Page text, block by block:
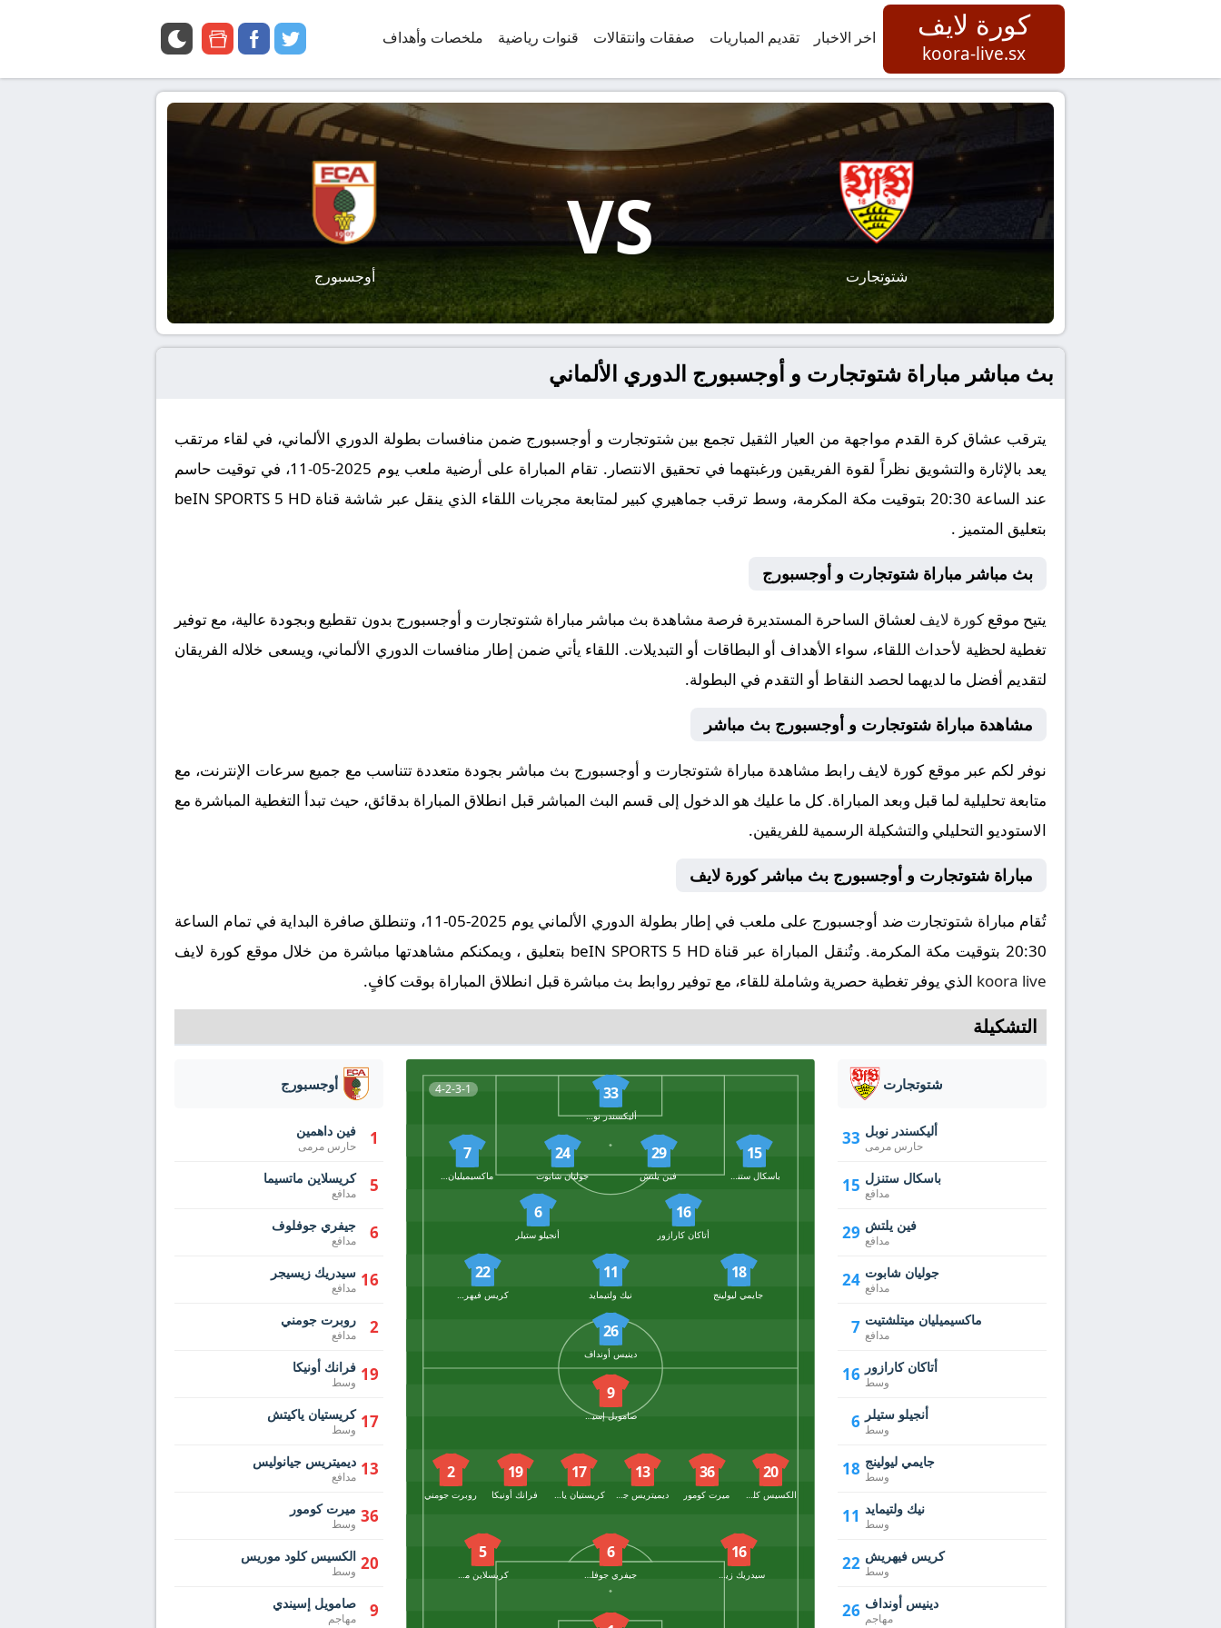
كورة لايف
koora-live.sx
اخر الاخبار تقديم المباريات صفقات وانتقالات قنوات رياضية ملخصات وأهداف twitter
facebook
google
شتوتجارت
VS
أوجسبورج
بث مباشر مباراة شتوتجارت و أوجسبورج الدوري الألماني
يترقب عشاق كرة القدم مواجهة من العيار الثقيل تجمع بين شتوتجارت و أوجسبورج ضمن منافسات بطولة الدوري الألماني، في لقاء مرتقب
يعد بالإثارة والتشويق نظراً لقوة الفريقين ورغبتهما في تحقيق الانتصار. تقام المباراة على أرضية ملعب يوم 2025-05-11، في توقيت حاسم
عند الساعة 20:30 بتوقيت مكة المكرمة، وسط ترقب جماهيري كبير لمتابعة مجريات اللقاء الذي ينقل عبر شاشة قناة beIN SPORTS 5 HD
بتعليق المتميز .
بث مباشر مباراة شتوتجارت و أوجسبورج
يتيح موقعكورة لايف لعشاق الساحرة المستديرة فرصة مشاهدة بث مباشر مباراة شتوتجارت و أوجسبورج بدون تقطيع وبجودة عالية، مع توفير
تغطية لحظية لأحداث اللقاء، سواء الأهداف أو البطاقات أو التبديلات. اللقاء يأتي ضمن إطار منافسات الدوري الألماني، ويسعى خلاله الفريقان
لتقديم أفضل ما لديهما لحصد النقاط أو التقدم في البطولة.
مشاهدة مباراة شتوتجارت و أوجسبورج بث مباشر
نوفر لكم عبر موقع كورة لايف رابط مشاهدة مباراة شتوتجارت و أوجسبورج بث مباشر بجودة متعددة تتناسب مع جميع سرعات الإنترنت، مع
متابعة تحليلية لما قبل وبعد المباراة. كل ما عليك هو الدخول إلى قسم البث المباشر قبل انطلاق المباراة بدقائق، حيث تبدأ التغطية المباشرة مع
الاستوديو التحليلي والتشكيلة الرسمية للفريقين.
مباراة شتوتجارت و أوجسبورج بث مباشر كورة لايف
تُقام مباراة شتوتجارت ضد أوجسبورج على ملعب في إطار بطولة الدوري الألماني يوم 2025-05-11، وتنطلق صافرة البداية في تمام الساعة
20:30 بتوقيت مكة المكرمة. وتُنقل المباراة عبر قناة beIN SPORTS 5 HD بتعليق ، ويمكنكم مشاهدتها مباشرة من خلال موقع كورة لايف
koora live الذي يوفر تغطية حصرية وشاملة للقاء، مع توفير روابط بث مباشرة قبل انطلاق المباراة بوقت كافٍ.
التشكيلة
4-2-3-1 33
أليكسندر نوبل
15
29
فين يلتش
24
جوليان شابوت
7
16
أتاكان كارازور
6
أنجيلو ستيلر
18
جايمي ليولينج
11
نيك ولتيمايد
22
26
دينيس أونداف
9
صامويل إسيندي
20
الكسيس كلود موريس
36
ميرت كومور
13
ديميتريس جيانوليس
17
كريستيان ياكيتش
19
فرانك أونيكا
2
روبرت جومني
16
6
5
شتوتجارت
33 أليكسندر نوبل
حارس مرمى
15 باسكال ستنزل
مدافع
29 فين يلتش
مدافع
24 جوليان شابوت
مدافع
7 ماكسيميليان ميتلشتيت
مدافع
16 أتاكان كارازور
وسط
6 أنجيلو ستيلر
وسط
18 جايمي ليولينج
وسط
11 نيك ولتيمايد
وسط
22 كريس فيهريش
وسط
26 دينيس أونداف
مهاجم
أوجسبورج
1 فين داهمين
حارس مرمى
5 كريسلاين ماتسيما
مدافع
6 جيفري جوفلوف
مدافع
16 سيدريك زيسيجر
مدافع
2 روبرت جومني
مدافع
19 فرانك أونيكا
وسط
17 كريستيان ياكيتش
وسط
13 ديميتريس جيانوليس
مدافع
36 ميرت كومور
وسط
20 الكسيس كلود موريس
وسط
9 صامويل إسيندي
مهاجم